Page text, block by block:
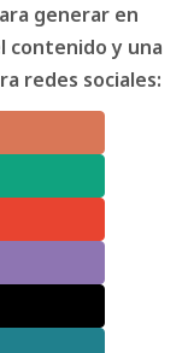
generar en
contenido y una
redes sociales: